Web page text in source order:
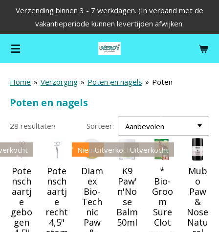
de
hoofdinhoud
Verzending binnen 3 - 7 werkdagen. (In verband met de
vakantieperiode kunnen levertijden afwijken.
Home » Verzorging » Poten en nagels » Poten
Poten en nagels
28 resultaten Sorteer:
Pote
nsch
aartj
e
gebo
gen
Pote
nsch
aartj
e
recht
4,5"
Nieuw
Diam
ex
Bio-
Tech
nic
Paw
Uitverkocht
K9
Paw'
n'No
se
Balm
50ml
Uitverkocht
*
Bio-
Groo
m
Sure
Clot
Mub
o
Paw
&
Nose
Natu